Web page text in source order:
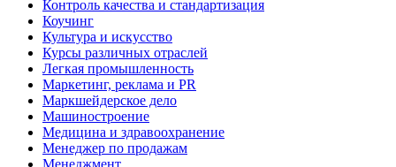
Контроль качества и стандартизация
Коучинг
Культура и искусство
Курсы различных отраслей
Легкая промышленность
Маркетинг, реклама и PR
Маркшейдерское дело
Машиностроение
Медицина и здравоохранение
Менеджер по продажам
Менеджмент